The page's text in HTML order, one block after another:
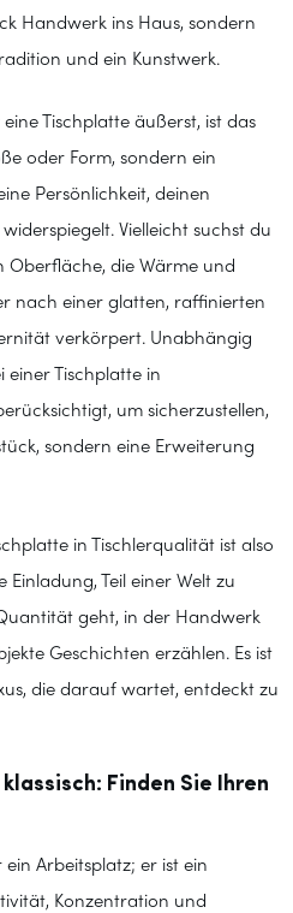
Handwerk ins Haus, sondern
und ein Kunstwerk.
Tischplatte äußerst, ist das
oder Form, sondern ein
Persönlichkeit, deinen
Vielleicht suchst du
Oberfläche, die Wärme und
nach einer glatten, raffinierten
verkörpert. Unabhängig
einer Tischplatte in
um sicherzustellen,
sondern eine Erweiterung
in Tischlerqualität ist also
Einladung, Teil einer Welt zu
geht, in der Handwerk
Geschichten erzählen. Es ist
die darauf wartet, entdeckt zu
Finden Sie Ihren
Arbeitsplatz; er ist ein
Konzentration und